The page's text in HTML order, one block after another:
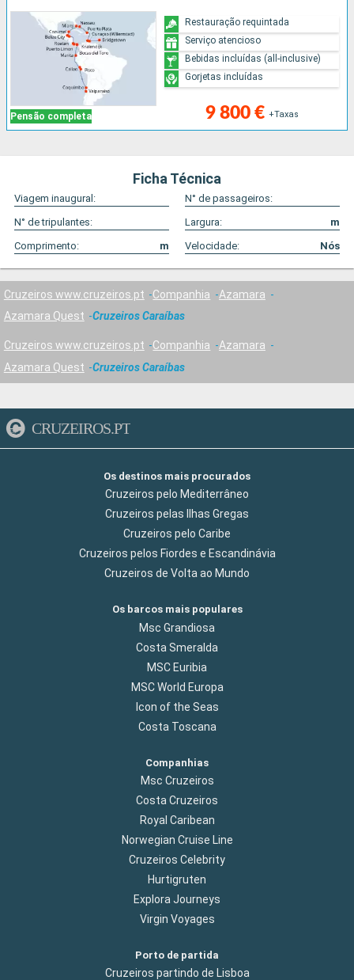
Pensão completa 9 800 € +Taxas
Restauração requintada
Serviço atencioso
Bebidas incluídas (all-inclusive)
Gorjetas incluídas
Ficha Técnica
Viagem inaugural:
N° de passageiros:
N° de tripulantes:
Largura:
m
Comprimento:
m Velocidade: Nós
Cruzeiros www.cruzeiros.pt Companhia
Azamara
Azamara Quest
Cruzeiros Caraíbas
Cruzeiros www.cruzeiros.pt Companhia
Azamara
Azamara Quest
Cruzeiros Caraíbas
CRUZEIROS.PT
Os destinos mais procurados
Cruzeiros pelo Mediterrâneo
Cruzeiros pelas Ilhas Gregas
Cruzeiros pelo Caribe
Cruzeiros pelos Fiordes e Escandinávia
Cruzeiros de Volta ao Mundo
Os barcos mais populares
Msc Grandiosa
Costa Smeralda
MSC Euribia
MSC World Europa
Icon of the Seas
Costa Toscana
Companhias
Msc Cruzeiros
Costa Cruzeiros
Royal Caribean
Norwegian Cruise Line
Cruzeiros Celebrity
Hurtigruten
Explora Journeys
Virgin Voyages
Porto de partida
Cruzeiros partindo de Lisboa